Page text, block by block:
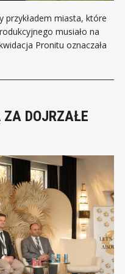
musiało na
Pronitu oznaczała
DNA.
DOJRZAŁE